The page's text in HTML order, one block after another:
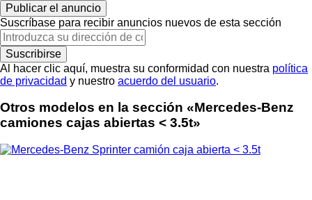
Publicar el anuncio
Suscríbase para recibir anuncios nuevos de esta sección
Suscribirse
Al hacer clic aquí, muestra su conformidad con nuestra política
de privacidad y nuestro acuerdo del usuario.
Otros modelos en la sección «Mercedes-Benz
camiones cajas abiertas < 3.5t»